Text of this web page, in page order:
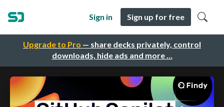
Upgrade to Pro — share decks privately, control
downloads, hide ads and more …
Sign in Sign up for free